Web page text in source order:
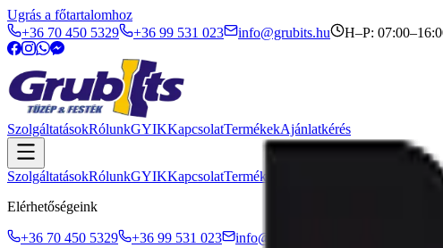
Ugrás a főtartalomhoz
+36 70 450 5329
+36 99 531 023 info@grubits.hu H–P:
SzolgáltatásokRólunkGYIKKapcsolatTermékekAjánlatkérés
SzolgáltatásokRólunkGYIKKapcsolatTermékek
Elérhetőségeink
+36 70 450 5329 +36 99 531 023 info@grubits.hu
H–P: